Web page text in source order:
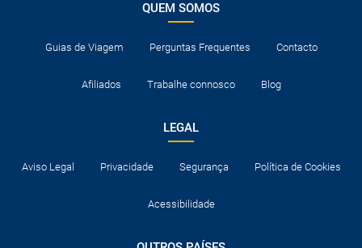
QUEM SOMOS
Guias de Viagem Perguntas Frequentes Contacto
Afiliados Trabalhe connosco Blog
LEGAL
Aviso Legal Privacidade Segurança Política de Cookies
Acessibilidade